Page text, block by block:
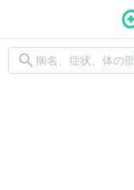
search